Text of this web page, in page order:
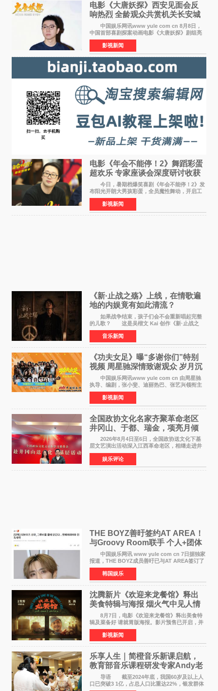
电影《大唐妖探》西安见面会反
响热烈 全龄观众共赏机关长安城
中国娱乐网讯www yule com cn 8月8日，
中国首部喜剧探案动画电影《大唐妖探》剧组亮
相西安，举办线下见面会活动。导演程腾、联合
导演黄珉、总制片人曹紫建、制片人李莹莹、领
衔声音出演雷淞然
影视新闻
电影《年会不能停！2》舞蹈彩蛋
超欢乐 专家座谈会深度研讨收获
满满
今日，暑期档爆笑喜剧《年会不能停！2》发
布阳光开朗大男孩彩蛋，全员魔性舞动，开启工
位狂欢模式。影片于昨日同步举办专家座谈会，
导演董润年、总制片人应萝佳出席现场，与一众
业内、学界专家
影视新闻
《新·止战之殇》上线，在情歌遍
地的内娱竟有如此清流？
如果战争结束，孩子们会不会重新唱起完整
的儿歌？ 这是吴楷文 Kai 创作《新·止战之
殇》时最初的想法。 从伊朗相关冲突引发的
地区局势，到世界各地仍在发生的动荡与不安，
战争从来不只
音乐新闻
《功夫女足》曝“多谢你们”特别
视频 周星驰深情致谢观众 岁月沉
淀不灭初心
中国娱乐网讯www yule com cn 由周星驰
执导、编剧，张小斐、迪丽热巴、张艺兴领衔主
演，刘嘉玲、佐藤健特别出演，艾米、雪野、蔡
思贝、胡予安、倪好特别介绍的喜剧电影《功夫
女足》释出多谢你
影视新闻
全国政协文化名家齐聚革命老区
井冈山、于都、瑞金，项亮月倾
情献唱《桃花谣》致敬红色沃土
2026年8月4日至6日，全国政协送文化下基
层文艺演出活动深入江西革命老区，相继走进井
冈山、于都长征出发地、瑞金三地。由全国政协
文化文史和学习委员会副主任、甘肃省政协原主
席欧阳坚率团，一
娱乐评论
THE BOYZ善旴签约AT AREA！
与Groovy Room联手 个人+团体
活动并行
中国娱乐网讯 www yule com cn 7日据独家
报道，THE BOYZ成员善旴已与AT AREA签订了
专属合约。AT AREA是由知名制作人组合
Groovy Room创立的hip-hop厂牌，旗下拥有多
位实力派音乐人，在韩
韩国娱乐
沈腾新片《欢迎来龙餐馆》释出
美食特辑与海报 烟火气中见人情
温暖
8月7日，电影《欢迎来龙餐馆》释出美食特
辑及菜备好 请就胃版海报。影片预售已开启，并
将于8月8日至10日14:00-21:00举行全国超前点
映。电影《欢迎来龙餐馆》作为战争美食喜剧大
片，讲述了中国
影视新闻
乐享人生｜简橙音乐新课启航，
教育部音乐课程研发专家Andy老
师重磅入驻领航银龄琴声
导语 截至2024年底，我国60岁及以上人
口已突破3 1亿，占总人口比重达22%，银发群体